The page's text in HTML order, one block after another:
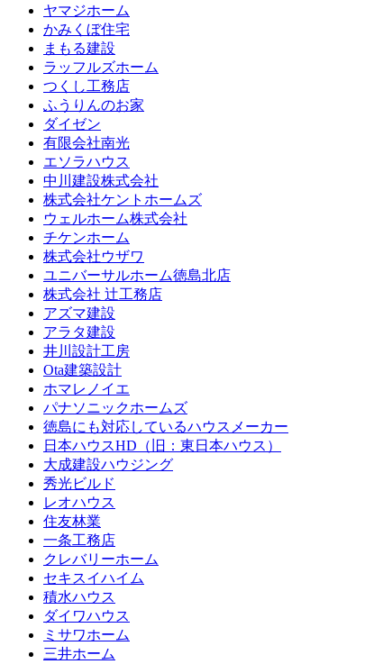
ヤマジホーム
かみくぼ住宅
まもる建設
ラッフルズホーム
つくし工務店
ふうりんのお家
ダイゼン
有限会社南光
エソラハウス
中川建設株式会社
株式会社ケントホームズ
ウェルホーム株式会社
チケンホーム
株式会社ウザワ
ユニバーサルホーム徳島北店
株式会社 辻工務店
アズマ建設
アラタ建設
井川設計工房
Ota建築設計
ホマレノイエ
パナソニックホームズ
徳島にも対応しているハウスメーカー
日本ハウスHD（旧：東日本ハウス）
大成建設ハウジング
秀光ビルド
レオハウス
住友林業
一条工務店
クレバリーホーム
セキスイハイム
積水ハウス
ダイワハウス
ミサワホーム
三井ホーム